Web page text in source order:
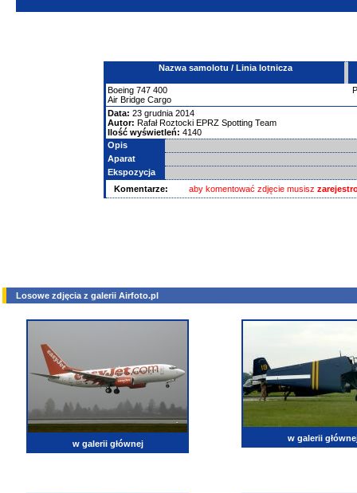
Nazwa samolotu / Linia lotnicza
Boeing 747 400
Air Bridge Cargo
Data: 23 grudnia 2014
Autor: Rafał Roztocki EPRZ Spotting Team
Ilość wyświetleń: 4140
Opis
Aparat
Ekspozycja
Komentarze:
aby komentować zdjęcie musisz
Losowe zdjęcia z galerii Airfoto.pl
w galerii głównej
w galerii